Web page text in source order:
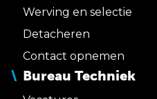
Werving en selectie
Detacheren
Contact opnemen
Bureau Techniek